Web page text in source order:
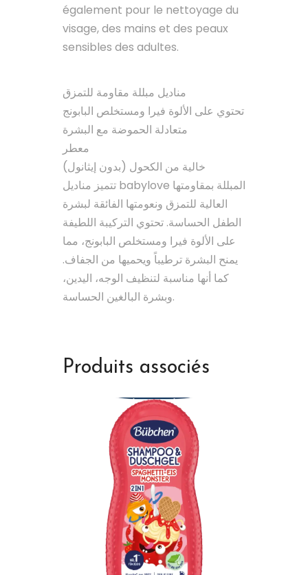
également pour le nettoyage du
visage, des mains et des peaux
sensibles des adultes.
مناديل مبللة مقاومة للتمزق
تحتوي على الألوة فيرا ومستخلص البابونج
متعادلة الحموضة مع البشرة
معطر
خالية من الكحول (بدون إيثانول)
تتميز مناديل babylove المبللة بمقاومتها
العالية للتمزق ونعومتها الفائقة لبشرة
الطفل الحساسة. تحتوي التركيبة اللطيفة
على الألوة فيرا ومستخلص البابونج، مما
يمنح البشرة ترطيباً ويحميها من الجفاف.
كما أنها مناسبة لتنظيف الوجه، اليدين،
وبشرة البالغين الحساسة.
Produits associés